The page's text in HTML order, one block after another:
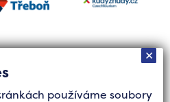
používáme soubory
✕